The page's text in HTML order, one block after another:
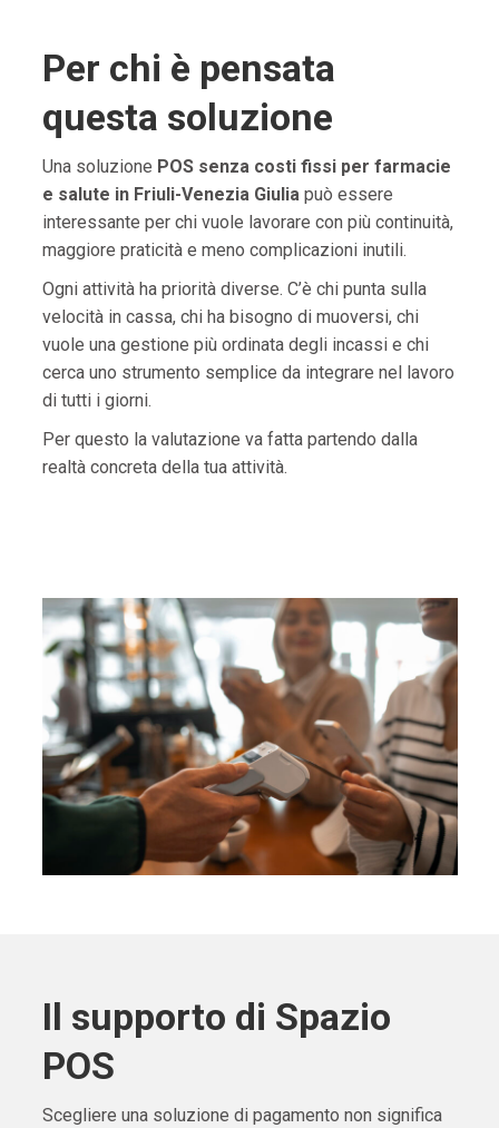
Per chi è pensata
questa soluzione
Una soluzione POS senza costi fissi per farmacie
e salute in Friuli-Venezia Giuliapuò essere
interessante per chi vuole lavorare con più continuità,
maggiore praticità e meno complicazioni inutili.
Ogni attività ha priorità diverse. C’è chi punta sulla
velocità in cassa, chi ha bisogno di muoversi, chi
vuole una gestione più ordinata degli incassi e chi
cerca uno strumento semplice da integrare nel lavoro
di tutti i giorni.
Per questo la valutazione va fatta partendo dalla
realtà concreta della tua attività.
Il supporto di Spazio
POS
Scegliere una soluzione di pagamento non significa